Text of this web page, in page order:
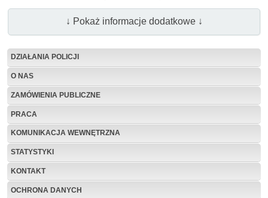
↓ Pokaż informacje dodatkowe ↓
DZIAŁANIA POLICJI
O NAS
ZAMÓWIENIA PUBLICZNE
PRACA
KOMUNIKACJA WEWNĘTRZNA
STATYSTYKI
KONTAKT
OCHRONA DANYCH